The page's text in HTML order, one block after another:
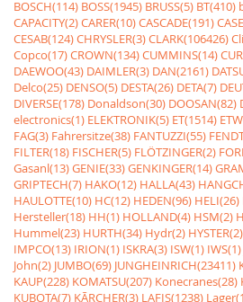
BOSCH(114) BOSS(1945) BRUSS(5) BT(410)
CAPACITY(2)CARER(10)CASCADE(191)
CESAB(124)CHRYSLER(3)CLARK(106426)
Copco(17)CROWN(134)CUMMINS(14)
DAEWOO(43) DAIMLER(3) DAN(2161)
Delco(25) DENSO(5) DESTA(26) DETA(7)
DIVERSE(178) Donaldson(30) DOOSAN(82)
electronics(1) ELEKTRONIK(5) ET(1514)
FAG(3) Fahrersitze(38) FANTUZZI(55)
FILTER(18) FISCHER(5) FLÖTZINGER(2)
Gasanl(13)GENIE(33)GENKINGER(14)
GRIPTECH(7) HAKO(12) HALLA(43)
HAULOTTE(10) HC(12) HEDEN(96) HELI(26)
Hersteller(18) HH(1) HOLLAND(4) HSM(2)
Hummel(23) HURTH(34) Hydr(2) HYSTER(2)
IMPCO(13) IRION(1) ISKRA(3) ISW(1) IWS(1)
John(2) JUMBO(69) JUNGHEINRICH(23411)
KAUP(228) KOMATSU(207) Konecranes(28)
KUBOTA(7) KÃRCHER(3) LAFIS(1238)